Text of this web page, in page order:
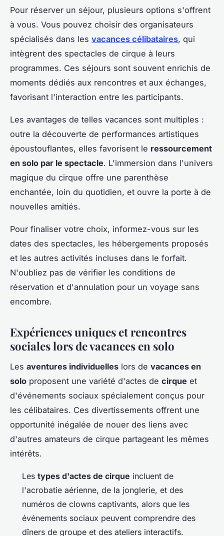
Pour réserver un séjour, plusieurs options s'offrent
à vous. Vous pouvez choisir des organisateurs
spécialisés dans les vacances célibataires, qui
intègrent des spectacles de cirque à leurs
programmes. Ces séjours sont souvent enrichis de
moments dédiés aux rencontres et aux échanges,
favorisant l'interaction entre les participants.
Les avantages de telles vacances sont multiples :
outre la découverte de performances artistiques
époustouflantes, elles favorisent le ressourcement
en solo par le spectacle. L'immersion dans l'univers
magique du cirque offre une parenthèse
enchantée, loin du quotidien, et ouvre la porte à de
nouvelles amitiés.
Pour finaliser votre choix, informez-vous sur les
dates des spectacles, les hébergements proposés
et les autres activités incluses dans le forfait.
N'oubliez pas de vérifier les conditions de
réservation et d'annulation pour un voyage sans
encombre.
Expériences uniques et rencontres
sociales lors de vacances en solo
Les aventures individuelles lors de vacances en
solo proposent une variété d'actes de cirque et
d'événements sociaux spécialement conçus pour
les célibataires. Ces divertissements offrent une
opportunité inégalée de nouer des liens avec
d'autres amateurs de cirque partageant les mêmes
intérêts.
Les types d'actes de cirque incluent de
l'acrobatie aérienne, de la jonglerie, et des
numéros de clowns captivants, alors que les
événements sociaux peuvent comprendre des
dîners de groupe et des ateliers interactifs.